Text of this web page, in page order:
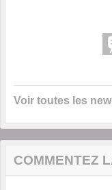
Voir toutes les
COMMENTEZ